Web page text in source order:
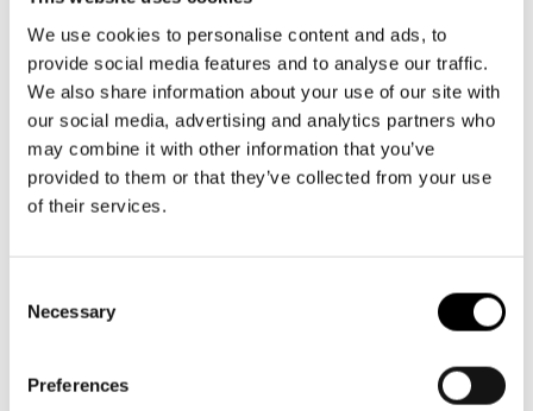
We use cookies to personalise content and ads, to
provide social media features and to analyse our traffic.
We also share information about your use of our site with
our social media, advertising and analytics partners who
may combine it with other information that you’ve
provided to them or that they’ve collected from your use
of their services.
Selection
Necessary
Preferences
Presentkort
Frågor & svar
Platskarta
Företag
Guidning
Teaterns verksamhet
Ensemble
Historia
Nyhetsbrev
LOGGA IN
09 616 211
info@svenskateatern.fi
BILJETTER
Köp biljetter
Kundtjänst per epost
Norra esplanaden 2